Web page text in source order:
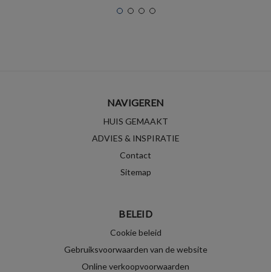
NAVIGEREN
HUIS GEMAAKT
ADVIES & INSPIRATIE
Contact
Sitemap
BELEID
Cookie beleid
Gebruiksvoorwaarden van de website
Online verkoopvoorwaarden